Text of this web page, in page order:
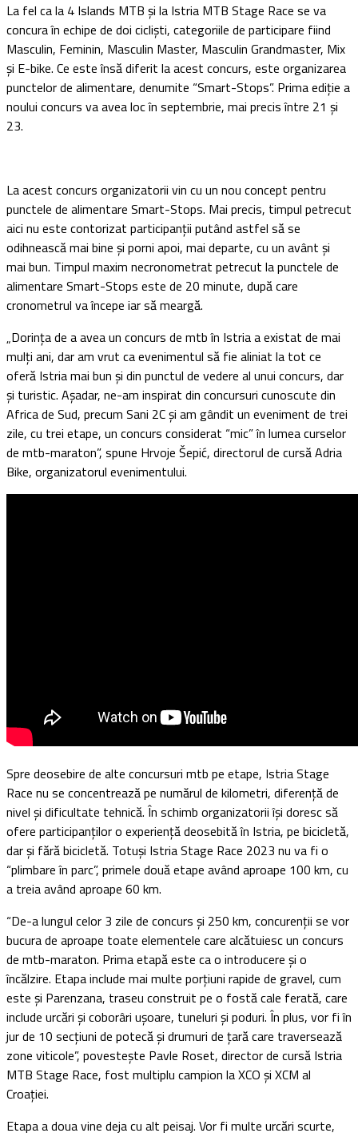
La fel ca la 4 Islands MTB și la Istria MTB Stage Race se va
concura în echipe de doi cicliști, categoriile de participare fiind
Masculin, Feminin, Masculin Master, Masculin Grandmaster, Mix
și E-bike. Ce este însă diferit la acest concurs, este organizarea
punctelor de alimentare, denumite “Smart-Stops”. Prima ediție a
noului concurs va avea loc în septembrie, mai precis între 21 și
23.
La acest concurs organizatorii vin cu un nou concept pentru
punctele de alimentare Smart-Stops. Mai precis, timpul petrecut
aici nu este contorizat participanții putând astfel să se
odihnească mai bine și porni apoi, mai departe, cu un avânt și
mai bun. Timpul maxim necronometrat petrecut la punctele de
alimentare Smart-Stops este de 20 minute, după care
cronometrul va începe iar să meargă.
„Dorința de a avea un concurs de mtb în Istria a existat de mai
mulți ani, dar am vrut ca evenimentul să fie aliniat la tot ce
oferă Istria mai bun și din punctul de vedere al unui concurs, dar
și turistic. Așadar, ne-am inspirat din concursuri cunoscute din
Africa de Sud, precum Sani 2C și am gândit un eveniment de trei
zile, cu trei etape, un concurs considerat “mic” în lumea curselor
de mtb-maraton”, spune Hrvoje Šepić, directorul de cursă Adria
Bike, organizatorul evenimentului.
Spre deosebire de alte concursuri mtb pe etape, Istria Stage
Race nu se concentrează pe numărul de kilometri, diferență de
nivel și dificultate tehnică. În schimb organizatorii își doresc să
ofere participanților o experiență deosebită în Istria, pe bicicletă,
dar și fără bicicletă. Totuși Istria Stage Race 2023 nu va fi o
“plimbare în parc”, primele două etape având aproape 100 km, cu
a treia având aproape 60 km.
“De-a lungul celor 3 zile de concurs și 250 km, concurenții se vor
bucura de aproape toate elementele care alcătuiesc un concurs
de mtb-maraton. Prima etapă este ca o introducere și o
încălzire. Etapa include mai multe porțiuni rapide de gravel, cum
este și Parenzana, traseu construit pe o fostă cale ferată, care
include urcări și coborâri ușoare, tuneluri și poduri. În plus, vor fi în
jur de 10 secțiuni de potecă și drumuri de țară care traversează
zone viticole”, povestește Pavle Roset, director de cursă Istria
MTB Stage Race, fost multiplu campion la XCO și XCM al
Croației.
Etapa a doua vine deja cu alt peisaj. Vor fi multe urcări scurte,